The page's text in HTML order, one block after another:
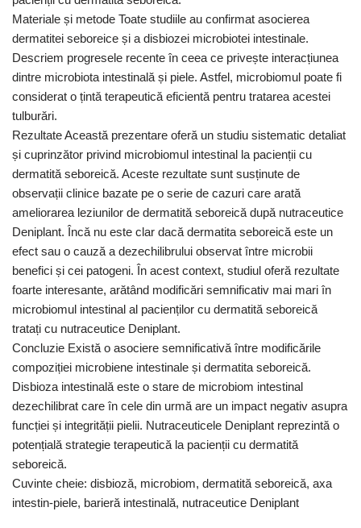
Materiale și metode Toate studiile au confirmat asocierea
dermatitei seboreice și a disbiozei microbiotei intestinale.
Descriem progresele recente în ceea ce privește interacțiunea
dintre microbiota intestinală și piele. Astfel, microbiomul poate fi
considerat o țintă terapeutică eficientă pentru tratarea acestei
tulburări.
Rezultate Această prezentare oferă un studiu sistematic detaliat
și cuprinzător privind microbiomul intestinal la pacienții cu
dermatită seboreică. Aceste rezultate sunt susținute de
observații clinice bazate pe o serie de cazuri care arată
ameliorarea leziunilor de dermatită seboreică după nutraceutice
Deniplant. Încă nu este clar dacă dermatita seboreică este un
efect sau o cauză a dezechilibrului observat între microbii
benefici și cei patogeni. În acest context, studiul oferă rezultate
foarte interesante, arătând modificări semnificativ mai mari în
microbiomul intestinal al pacienților cu dermatită seboreică
tratați cu nutraceutice Deniplant.
Concluzie Există o asociere semnificativă între modificările
compoziției microbiene intestinale și dermatita seboreică.
Disbioza intestinală este o stare de microbiom intestinal
dezechilibrat care în cele din urmă are un impact negativ asupra
funcției și integrității pielii. Nutraceuticele Deniplant reprezintă o
potențială strategie terapeutică la pacienții cu dermatită
seboreică.
Cuvinte cheie: disbioză, microbiom, dermatită seboreică, axa
intestin-piele, barieră intestinală, nutraceutice Deniplant